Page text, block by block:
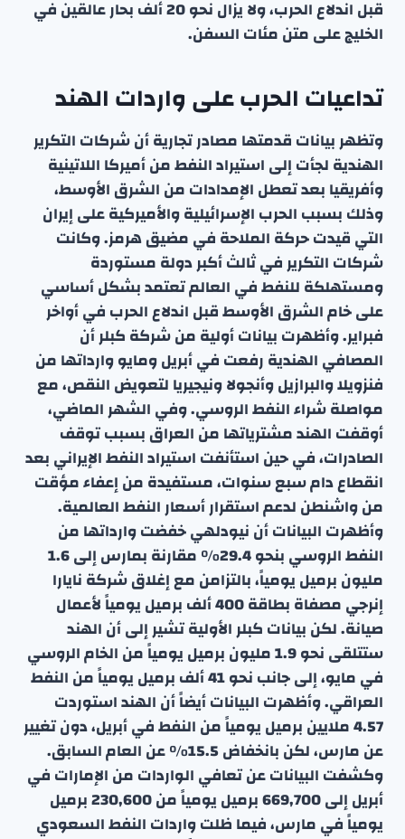
قبل اندلاع الحرب، ولا يزال نحو 20 ألف بحار عالقين في
الخليج على متن مئات السفن.
تداعيات الحرب على واردات الهند
وتظهر بيانات قدمتها مصادر تجارية أن شركات التكرير
الهندية لجأت إلى استيراد النفط من أميركا اللاتينية
وأفريقيا بعد تعطل الإمدادات من الشرق الأوسط،
وذلك بسبب الحرب الإسرائيلية والأميركية على إيران
التي قيدت حركة الملاحة في مضيق هرمز. وكانت
شركات التكرير في ثالث أكبر دولة مستوردة
ومستهلكة للنفط في العالم تعتمد بشكل أساسي
على خام الشرق الأوسط قبل اندلاع الحرب في أواخر
فبراير. وأظهرت بيانات أولية من شركة كبلر أن
المصافي الهندية رفعت في أبريل ومايو وارداتها من
فنزويلا والبرازيل وأنجولا ونيجيريا لتعويض النقص، مع
مواصلة شراء النفط الروسي. وفي الشهر الماضي،
أوقفت الهند مشترياتها من العراق بسبب توقف
الصادرات، في حين استأنفت استيراد النفط الإيراني بعد
انقطاع دام سبع سنوات، مستفيدة من إعفاء مؤقت
من واشنطن لدعم استقرار أسعار النفط العالمية.
وأظهرت البيانات أن نيودلهي خفضت وارداتها من
النفط الروسي بنحو 29.4% مقارنة بمارس إلى 1.6
مليون برميل يومياً، بالتزامن مع إغلاق شركة نايارا
إنرجي مصفاة بطاقة 400 ألف برميل يومياً لأعمال
صيانة. لكن بيانات كبلر الأولية تشير إلى أن الهند
ستتلقى نحو 1.9 مليون برميل يومياً من الخام الروسي
في مايو، إلى جانب نحو 41 ألف برميل يومياً من النفط
العراقي. وأظهرت البيانات أيضاً أن الهند استوردت
4.57 ملايين برميل يومياً من النفط في أبريل، دون تغيير
عن مارس، لكن بانخفاض 15.5% عن العام السابق.
وكشفت البيانات عن تعافي الواردات من الإمارات في
أبريل إلى 669,700 برميل يومياً من 230,600 برميل
يومياً في مارس، فيما ظلت واردات النفط السعودي